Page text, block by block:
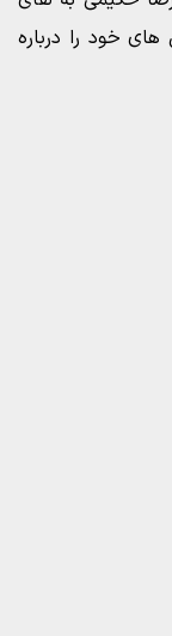
خود را درباره